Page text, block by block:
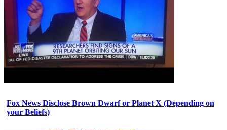
Fox News Disclose Brown Dwarf or Planet X (Depending on
your Beliefs)